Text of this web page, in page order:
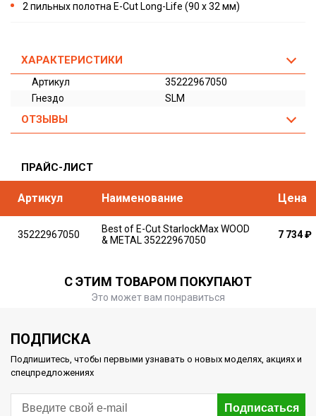
2 пильных полотна E-Cut Long-Life (90 x 32 мм)
ХАРАКТЕРИСТИКИ
Артикул
35222967050
Гнездо
SLM
ОТЗЫВЫ
ПРАЙС-ЛИСТ
Артикул Наименование Цена
35222967050
Best of E-Cut StarlockMax WOOD
& METAL 35222967050
7 734₽
С ЭТИМ ТОВАРОМ ПОКУПАЮТ
Это может вам понравиться
ПОДПИСКА
Подпишитесь, чтобы первыми узнавать о новых моделях, акциях и
спецпредложениях
Подписаться